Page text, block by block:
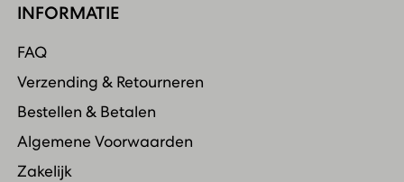
INFORMATIE
FAQ
Verzending & Retourneren
Bestellen & Betalen
Algemene Voorwaarden
Zakelijk